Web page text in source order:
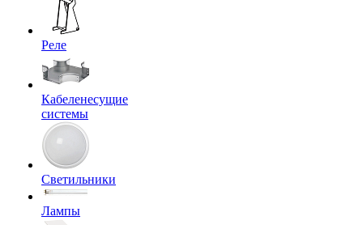
Реле
Кабеленесущие
системы
Светильники
Лампы